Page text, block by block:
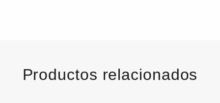
Productos relacionados